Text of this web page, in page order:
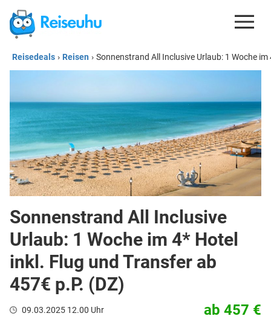
REISEDEALS
KREDITKARTEN
ESIM
REISEBLOG
Reisedeals › Reisen › Sonnenstrand All Inclusive Urlaub: 1 Woche
Sonnenstrand All Inclusive
Urlaub: 1 Woche im 4* Hotel
inkl. Flug und Transfer ab
457€ p.P. (DZ)
09.03.2025 12.00 Uhr ab 457 €